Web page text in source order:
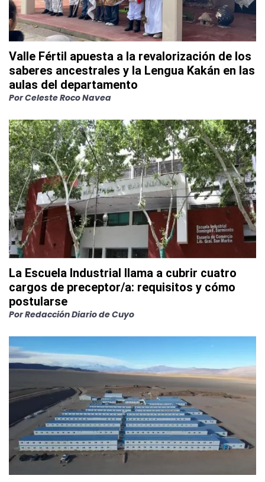
Valle Fértil apuesta a la revalorización de los
saberes ancestrales y la Lengua Kakán en las
aulas del departamento
PorCeleste Roco Navea
La Escuela Industrial llama a cubrir cuatro
cargos de preceptor/a: requisitos y cómo
postularse
PorRedacción Diario de Cuyo